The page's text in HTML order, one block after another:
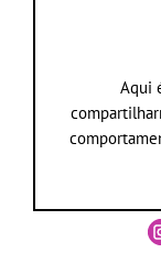
Aqui